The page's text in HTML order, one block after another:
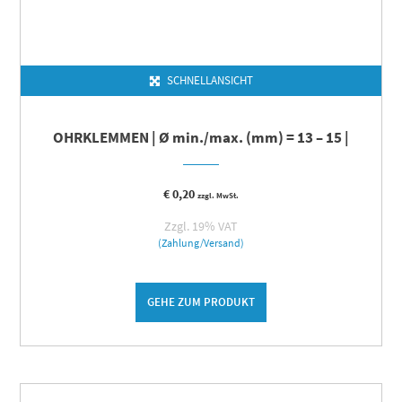
SCHNELLANSICHT
OHRKLEMMEN | Ø min./max. (mm) = 13 – 15 |
€0,20 zzgl. MwSt.
Zzgl. 19% VAT
(Zahlung/Versand)
GEHE ZUM PRODUKT